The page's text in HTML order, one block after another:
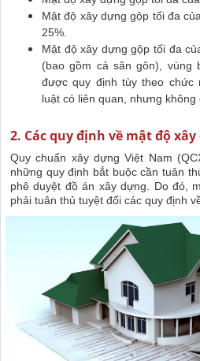
Mật độ xây dựng gộp tối đa
25%.
Mật độ xây dựng gộp tối đa
(bao gồm cả sân gôn), vùng
được quy định tùy theo chức
luật có liên quan, nhưng không
2. Các quy định về mật độ
Quy chuẩn xây dựng Việt Nam
những quy định bắt buộc cần tuân
phê duyệt đồ án xây dựng. Do đó,
phải tuân thủ tuyệt đối các quy định